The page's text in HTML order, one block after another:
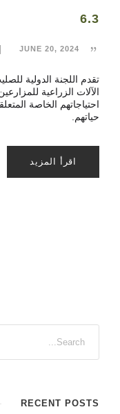
6.3
JUNE 20, 2024
الآلات الزراعية
احتياجاتهم الخاصة
حياتهم.
اقرأ المزيد
RECENT POSTS